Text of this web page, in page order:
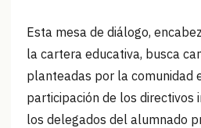
Esta mesa de diálogo,
la cartera educativa, busca
planteadas por la comunidad
participación de los directivos
los delegados del alumnado